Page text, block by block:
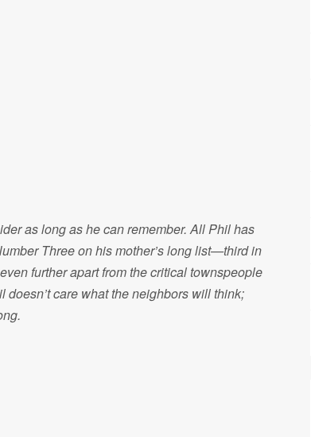
as long as he can remember. All Phil has
Three on his mother’s long list—third in
further apart from the critical townspeople
care what the neighbors will think;